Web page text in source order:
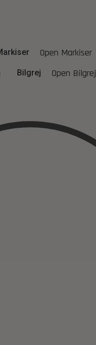
Open Markiser
Bilgrej Open Bilgrej